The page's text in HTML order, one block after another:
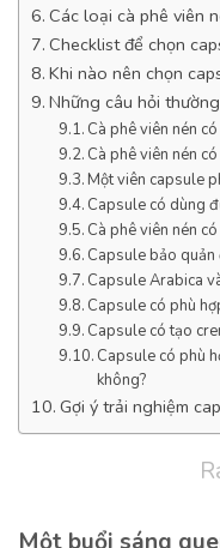
Các loại cà phê viên
Checklist để chọn
Khi nào nên chọn
Những câu hỏi
Cà phê viên nén
Cà phê viên nén
Một viên capsule
Capsule có dùng
Cà phê viên nén
Capsule bảo quản
Capsule Arabica
Capsule có phù
Capsule có tạo
Capsule có phù
không?
Gợi ý trải nghiệm